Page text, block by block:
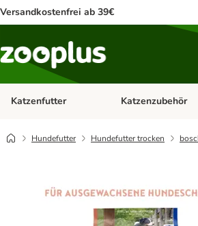
Versandkostenfrei ab 39€
Katzenfutter Kategorie-Menü
Katzenzubehör
Hundefutter Hundefutter trocken